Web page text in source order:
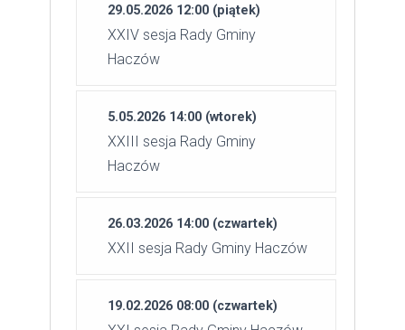
29.05.2026 12:00 (piątek)
XXIV sesja Rady Gminy
Haczów
5.05.2026 14:00 (wtorek)
XXIII sesja Rady Gminy
Haczów
26.03.2026 14:00 (czwartek)
XXII sesja Rady Gminy Haczów
19.02.2026 08:00 (czwartek)